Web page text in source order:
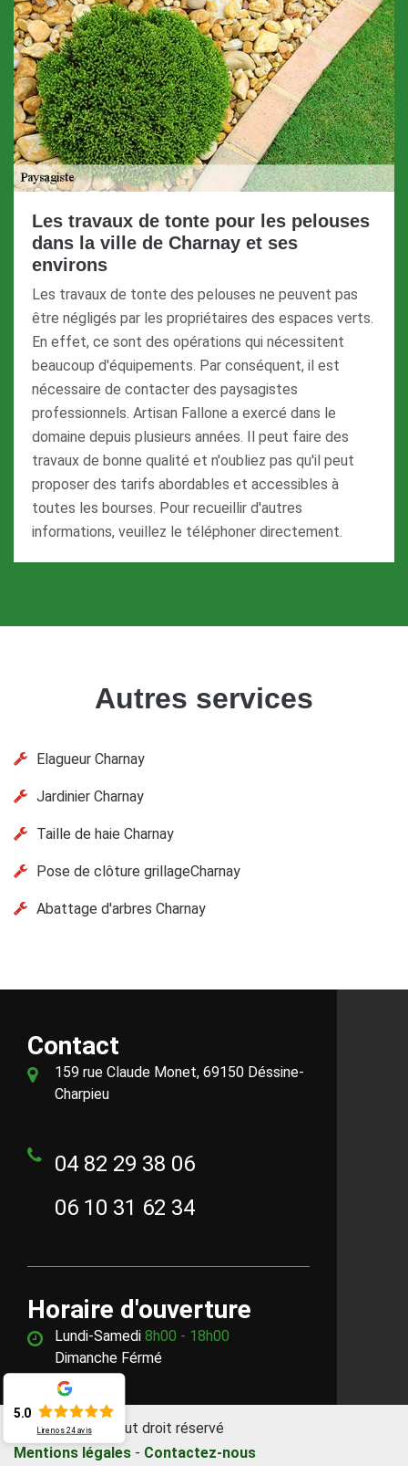
Les travaux de tonte pour les pelouses
dans la ville de Charnay et ses
environs
Les travaux de tonte des pelouses ne peuvent pas
être négligés par les propriétaires des espaces verts.
En effet, ce sont des opérations qui nécessitent
beaucoup d'équipements. Par conséquent, il est
nécessaire de contacter des paysagistes
professionnels. Artisan Fallone a exercé dans le
domaine depuis plusieurs années. Il peut faire des
travaux de bonne qualité et n'oubliez pas qu'il peut
proposer des tarifs abordables et accessibles à
toutes les bourses. Pour recueillir d'autres
informations, veuillez le téléphoner directement.
Autres services
Elagueur Charnay
Jardinier Charnay
Taille de haie Charnay
Pose de clôture grillageCharnay
Abattage d'arbres Charnay
Contact
159 rue Claude Monet, 69150 Déssine-
Charpieu
04 82 29 38 06
06 10 31 62 34
Horaire d'ouverture
Lundi-Samedi 8h00 - 18h00
Dimanche Férmé
©2018 - 2026 Tout droit réservé
Mentions légales - Contactez-nous
5.0
Lire nos 24avis